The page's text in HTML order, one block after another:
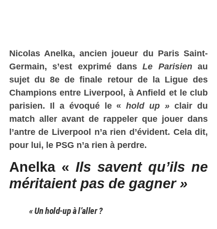
Nicolas Anelka, ancien joueur du Paris Saint-
Germain, s’est exprimé dansLe Parisienau
sujet du 8e de finale retour de la Ligue des
Champions entre Liverpool, à Anfield et le club
parisien. Il a évoqué le «hold up »clair du
match aller avant de rappeler que jouer dans
l’antre de Liverpool n’a rien d’évident. Cela dit,
pour lui, le PSG n’a rien à perdre.
Anelka « Ils savent qu’ils ne
méritaient pas de gagner »
« Un hold-up à l’aller ?